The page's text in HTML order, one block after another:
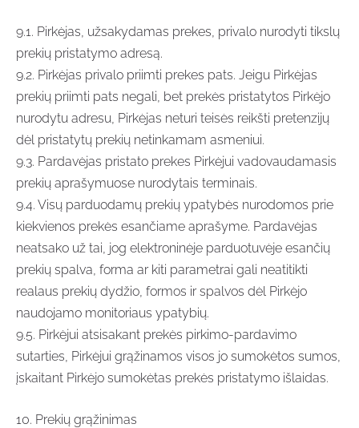
9.1. Pirkėjas, užsakydamas prekes, privalo nurodyti tikslų
prekių pristatymo adresą.
9.2. Pirkėjas privalo priimti prekes pats. Jeigu Pirkėjas
prekių priimti pats negali, bet prekės pristatytos Pirkėjo
nurodytu adresu, Pirkėjas neturi teisės reikšti pretenzijų
dėl pristatytų prekių netinkamam asmeniui.
9.3. Pardavėjas pristato prekes Pirkėjui vadovaudamasis
prekių aprašymuose nurodytais terminais.
9.4. Visų parduodamų prekių ypatybės nurodomos prie
kiekvienos prekės esančiame aprašyme. Pardavėjas
neatsako už tai, jog elektroninėje parduotuvėje esančių
prekių spalva, forma ar kiti parametrai gali neatitikti
realaus prekių dydžio, formos ir spalvos dėl Pirkėjo
naudojamo monitoriaus ypatybių.
9.5. Pirkėjui atsisakant prekės pirkimo-pardavimo
sutarties, Pirkėjui grąžinamos visos jo sumokėtos sumos,
įskaitant Pirkėjo sumokėtas prekės pristatymo išlaidas.
10. Prekių grąžinimas